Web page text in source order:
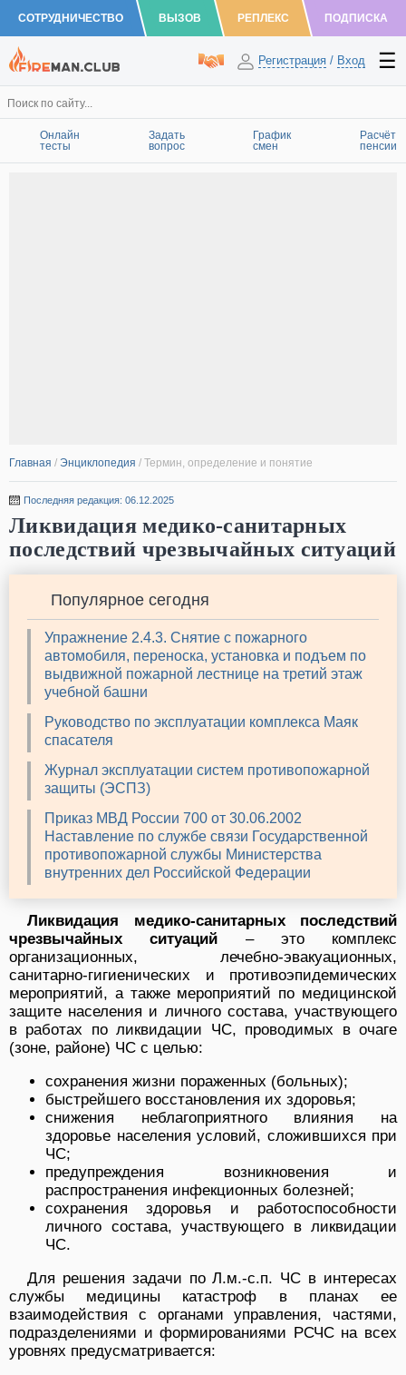
СОТРУДНИЧЕСТВО ВЫЗОВ РЕПЛЕКС ПОДПИСКА
Регистрация / Вход
Онлайн
тесты
Задать
вопрос
График
смен
Расчёт
пенсии
Главная / Энциклопедия / Термин, определение и понятие
Последняя редакция: 06.12.2025
Ликвидация медико-санитарных
последствий чрезвычайных ситуаций
Популярное сегодня
Упражнение 2.4.3. Снятие с пожарного
автомобиля, переноска, установка и подъем по
выдвижной пожарной лестнице на третий этаж
учебной башни
Руководство по эксплуатации комплекса Маяк
спасателя
Журнал эксплуатации систем противопожарной
защиты (ЭСПЗ)
Приказ МВД России 700 от 30.06.2002
Наставление по службе связи Государственной
противопожарной службы Министерства
внутренних дел Российской Федерации
Ликвидация медико-санитарных последствий
чрезвычайных ситуаций – это комплекс
организационных, лечебно-эвакуационных,
санитарно-гигиенических и противоэпидемических
мероприятий, а также мероприятий по медицинской
защите населения и личного состава, участвующего
в работах по ликвидации ЧС, проводимых в очаге
(зоне, районе) ЧС с целью:
сохранения жизни пораженных (больных);
быстрейшего восстановления их здоровья;
снижения неблагоприятного влияния на
здоровье населения условий, сложившихся при
ЧС;
предупреждения возникновения и
распространения инфекционных болезней;
сохранения здоровья и работоспособности
личного состава, участвующего в ликвидации
ЧС.
Для решения задачи по Л.м.-с.п. ЧС в интересах
службы медицины катастроф в планах ее
взаимодействия с органами управления, частями,
подразделениями и формированиями РСЧС на всех
уровнях предусматривается: